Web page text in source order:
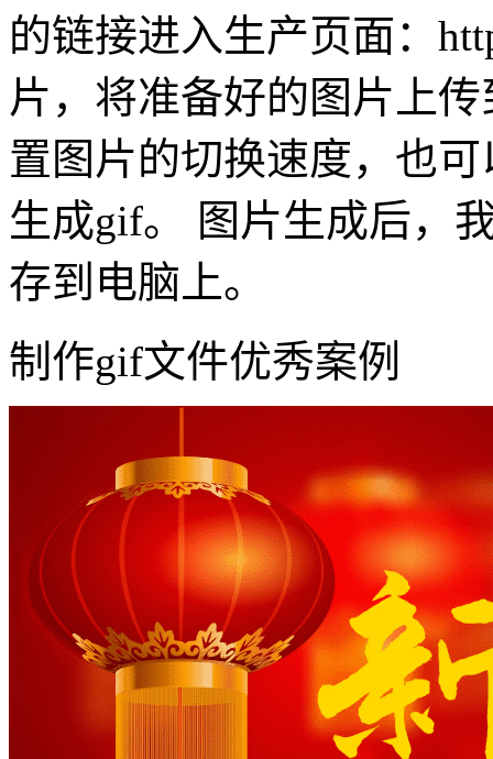
的链接进入生产页面：
片，将准备好的图片上
置图片的切换速度，也
生成gif。 图片生成后，
存到电脑上。
制作gif文件优秀案例